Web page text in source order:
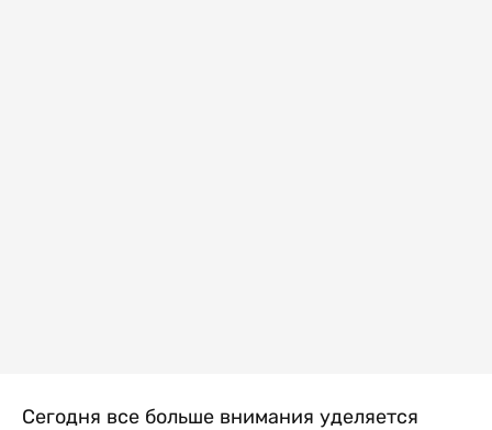
Сегодня все больше внимания уделяется